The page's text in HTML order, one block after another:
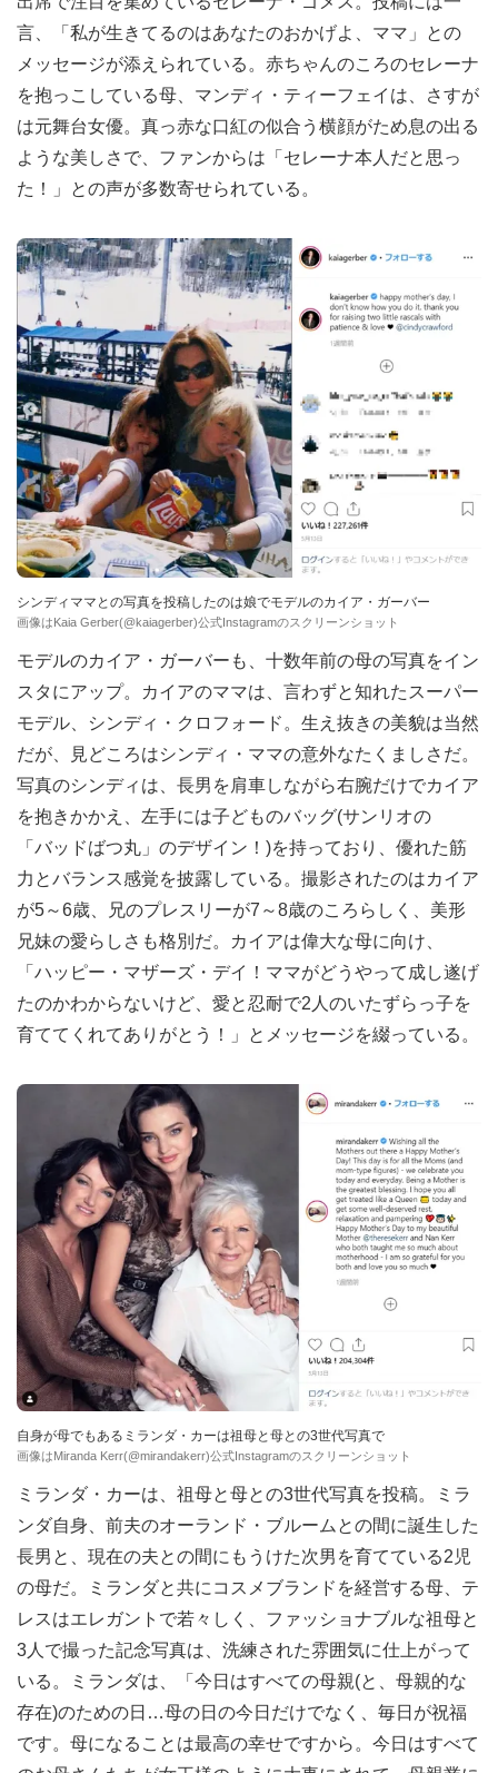
言、「私が生きてるのはあなたのおかげよ、ママ」との
メッセージが添えられている。赤ちゃんのころのセレーナ
を抱っこしている母、マンディ・ティーフェイは、さすが
は元舞台女優。真っ赤な口紅の似合う横顔がため息の出る
ような美しさで、ファンからは「セレーナ本人だと思っ
た！」との声が多数寄せられている。
シンディママとの写真を投稿したのは娘でモデルのカイア・ガーバー
画像はKaia Gerber(@kaiagerber)公式Instagramのスクリーンショット
モデルのカイア・ガーバーも、十数年前の母の写真をイン
スタにアップ。カイアのママは、言わずと知れたスーパー
モデル、シンディ・クロフォード。生え抜きの美貌は当然
だが、見どころはシンディ・ママの意外なたくましさだ。
写真のシンディは、長男を肩車しながら右腕だけでカイア
を抱きかかえ、左手には子どものバッグ(サンリオの
「バッドばつ丸」のデザイン！)を持っており、優れた筋
力とバランス感覚を披露している。撮影されたのはカイア
が5～6歳、兄のプレスリーが7～8歳のころらしく、美形
兄妹の愛らしさも格別だ。カイアは偉大な母に向け、
「ハッピー・マザーズ・デイ！ママがどうやって成し遂げ
たのかわからないけど、愛と忍耐で2人のいたずらっ子を
育ててくれてありがとう！」とメッセージを綴っている。
自身が母でもあるミランダ・カーは祖母と母との3世代写真で
画像はMiranda Kerr(@mirandakerr)公式Instagramのスクリーンショット
ミランダ・カーは、祖母と母との3世代写真を投稿。ミラ
ンダ自身、前夫のオーランド・ブルームとの間に誕生した
長男と、現在の夫との間にもうけた次男を育てている2児
の母だ。ミランダと共にコスメブランドを経営する母、テ
レスはエレガントで若々しく、ファッショナブルな祖母と
3人で撮った記念写真は、洗練された雰囲気に仕上がって
いる。ミランダは、「今日はすべての母親(と、母親的な
存在)のための日…母の日の今日だけでなく、毎日が祝福
です。母になることは最高の幸せですから。今日はすべて